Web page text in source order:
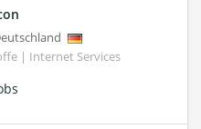
| Internet Services